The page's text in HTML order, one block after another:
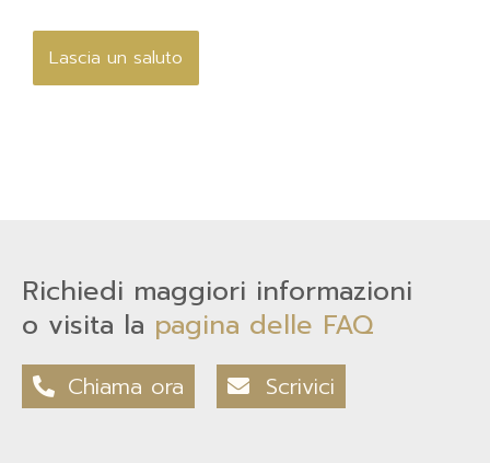
Richiedi maggiori informazioni
o visita la pagina delle FAQ
Chiama ora Scrivici